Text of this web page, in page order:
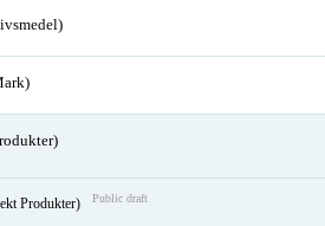
Produkter) Public draft